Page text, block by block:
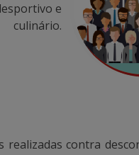
e
culinário.
contra